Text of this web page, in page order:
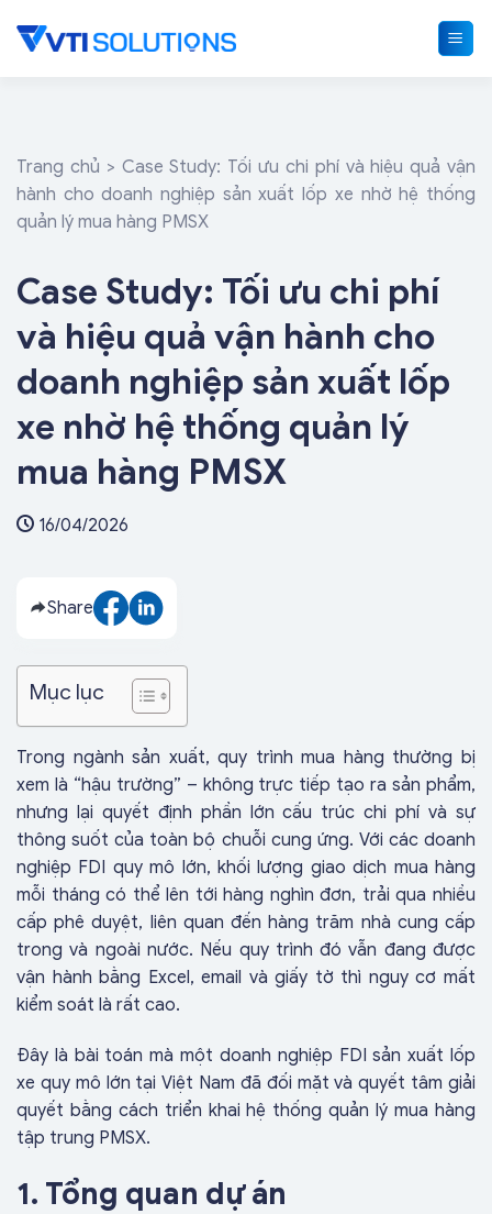
Trang chủ > Case Study: Tối ưu chi phí và hiệu quả vận
hành cho doanh nghiệp sản xuất lốp xe nhờ hệ thống
quản lý mua hàng PMSX
Case Study: Tối ưu chi phí
và hiệu quả vận hành cho
doanh nghiệp sản xuất lốp
xe nhờ hệ thống quản lý
mua hàng PMSX
16/04/2026
Share
Mục lục
Trong ngành sản xuất, quy trình mua hàng thường bị
xem là “hậu trường” – không trực tiếp tạo ra sản phẩm,
nhưng lại quyết định phần lớn cấu trúc chi phí và sự
thông suốt của toàn bộ chuỗi cung ứng. Với các doanh
nghiệp FDI quy mô lớn, khối lượng giao dịch mua hàng
mỗi tháng có thể lên tới hàng nghìn đơn, trải qua nhiều
cấp phê duyệt, liên quan đến hàng trăm nhà cung cấp
trong và ngoài nước. Nếu quy trình đó vẫn đang được
vận hành bằng Excel, email và giấy tờ thì nguy cơ mất
kiểm soát là rất cao.
Đây là bài toán mà một doanh nghiệp FDI sản xuất lốp
xe quy mô lớn tại Việt Nam đã đối mặt và quyết tâm giải
quyết bằng cách triển khai hệ thống quản lý mua hàng
tập trung PMSX.
1. Tổng quan dự án